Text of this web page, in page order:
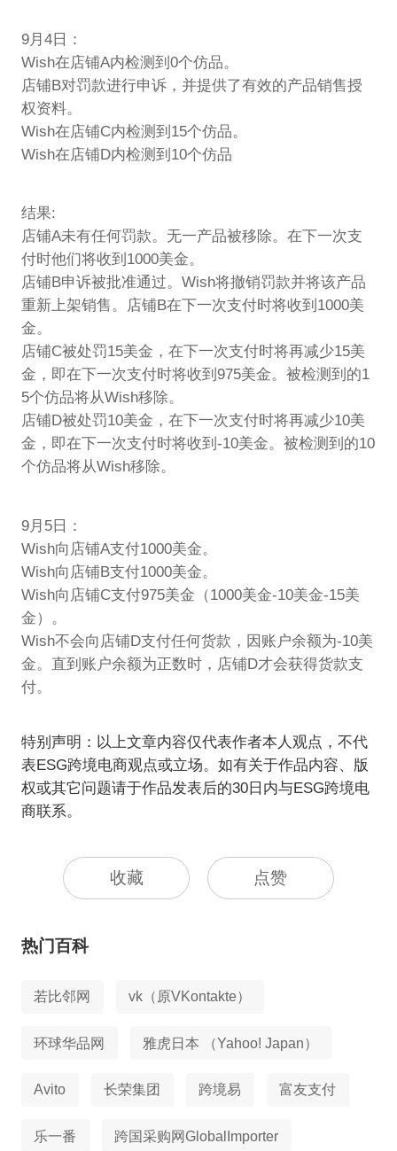
9月4日：
Wish在店铺A内检测到0个仿品。
店铺B对罚款进行申诉，并提供了有效的产品销售授
权资料。
Wish在店铺C内检测到15个仿品。
Wish在店铺D内检测到10个仿品
结果:
店铺A未有任何罚款。无一产品被移除。在下一次支
付时他们将收到1000美金。
店铺B申诉被批准通过。Wish将撤销罚款并将该产品
重新上架销售。店铺B在下一次支付时将收到1000美
金。
店铺C被处罚15美金，在下一次支付时将再减少15美
金，即在下一次支付时将收到975美金。被检测到的1
5个仿品将从Wish移除。
店铺D被处罚10美金，在下一次支付时将再减少10美
金，即在下一次支付时将收到-10美金。被检测到的10
个仿品将从Wish移除。
9月5日：
Wish向店铺A支付1000美金。
Wish向店铺B支付1000美金。
Wish向店铺C支付975美金（1000美金-10美金-15美
金）。
Wish不会向店铺D支付任何货款，因账户余额为-10美
金。直到账户余额为正数时，店铺D才会获得货款支
付。
特别声明：以上文章内容仅代表作者本人观点，不代
表ESG跨境电商观点或立场。如有关于作品内容、版
权或其它问题请于作品发表后的30日内与ESG跨境电
商联系。
收藏 点赞
热门百科
若比邻网 vk（原VKontakte）
环球华品网 雅虎日本 （Yahoo! Japan）
Avito 长荣集团 跨境易 富友支付
乐一番 跨国采购网GlobalImporter